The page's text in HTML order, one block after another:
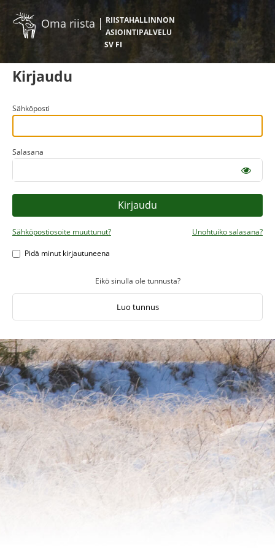
Oma riista
RIISTAHALLINNON
ASIOINTIPALVELU
SV FI
Kirjaudu
Sähköposti
Salasana
Sähköpostiosoite muuttunut? Unohtuiko salasana?
Pidä minut kirjautuneena
Eikö sinulla ole tunnusta?
Luo tunnus